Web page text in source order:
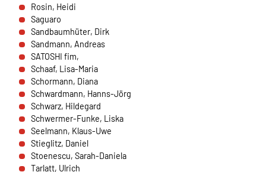
Rosin, Heidi
Saguaro
Sandbaumhüter, Dirk
Sandmann, Andreas
SATOSHI fim,
Schaaf, Lisa-Maria
Schormann, Diana
Schwardmann, Hanns-Jörg
Schwarz, Hildegard
Schwermer-Funke, Liska
Seelmann, Klaus-Uwe
Stieglitz, Daniel
Stoenescu, Sarah-Daniela
Tarlatt, Ulrich
Sendinblue GmbH, Köpenicker Straße 126, 10179
Berlin
Zweck:
Einbindung der Newsletteranmeldung.
Cookie Laufzeit:
Dauer der Sitzung
EXTERNE MEDIEN
Um Inhalte von Videoplattformen und Social Media
Plattformen anzeigen zu können, werden von diesen